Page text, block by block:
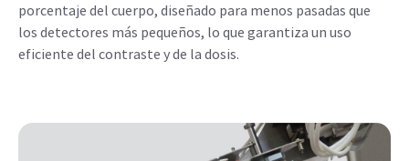
porcentaje del cuerpo, diseñado para menos pasadas que
los detectores más pequeños, lo que garantiza un uso
eficiente del contraste y de la dosis.